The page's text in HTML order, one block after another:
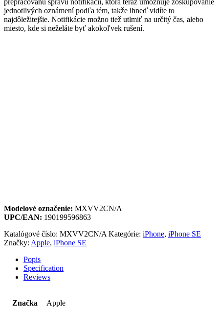
jednotlivých oznámení podľa tém, takže ihneď vidíte to
najdôležitejšie. Notifikácie možno tiež utlmiť na určitý čas, alebo
miesto, kde si neželáte byť akokoľvek rušení.
Modelové označenie: MXVV2CN/A
UPC/EAN: 190199596863
Katalógové číslo: MXVV2CN/A Kategórie: iPhone, iPhone SE
Značky: Apple, iPhone SE
Popis
Specification
Reviews
Značka Apple